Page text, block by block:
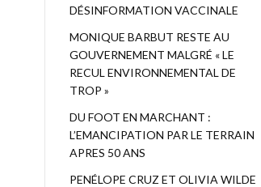
DÉSINFORMATION VACCINALE
MONIQUE BARBUT RESTE AU
GOUVERNEMENT MALGRÉ « LE
RECUL ENVIRONNEMENTAL DE
TROP »
DU FOOT EN MARCHANT :
L’EMANCIPATION PAR LE TERRAIN
APRES 50 ANS
PENÉLOPE CRUZ ET OLIVIA WILDE